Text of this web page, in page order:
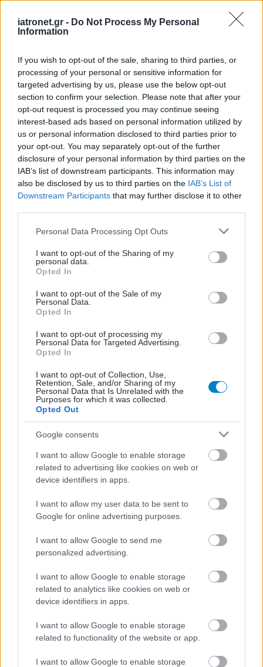
iatronet.gr - Do Not Process My Personal
Information
If you wish to opt-out of the sale, sharing to third parties, or
processing of your personal or sensitive information for
targeted advertising by us, please use the below opt-out
section to confirm your selection. Please note that after your
opt-out request is processed you may continue seeing
interest-based ads based on personal information utilized by
us or personal information disclosed to third parties prior to
your opt-out. You may separately opt-out of the further
disclosure of your personal information by third parties on the
IAB’s list of downstream participants. This information may
also be disclosed by us to third parties on the IAB’s List of
Downstream Participants that may further disclose it to other
Please note that this website/app uses one or more Google
not limited to your visit or usage behaviour. You may click to
grant or deny consent to Google and its third-party tags to
use your data for below specified purposes in below Google
consent section.
Personal Data Processing Opt Outs
I want to opt-out of the Sharing of my
personal data.
Opted In
I want to opt-out of the Sale of my
Personal Data.
Opted In
I want to opt-out of processing my
Personal Data for Targeted Advertising.
Opted In
I want to opt-out of Collection, Use,
Retention, Sale, and/or Sharing of my
Personal Data that Is Unrelated with the
Purposes for which it was collected.
Opted Out
Google consents
I want to allow Google to enable storage
related to advertising like cookies on web or
device identifiers in apps.
I want to allow my user data to be sent to
Google for online advertising purposes.
I want to allow Google to send me
personalized advertising.
I want to allow Google to enable storage
related to analytics like cookies on web or
device identifiers in apps.
I want to allow Google to enable storage
related to functionality of the website or app.
I want to allow Google to enable storage
καλοκαίρι: Πρόληψη και
θεραπεία
Βελτιωμένο εργαλείο
του ECDC για την
παρακολούθηση του
κινδύνου λοιμώξεων
στα παράκτια ύδατα- Ο
κίνδυνος από το
βακτήριο Vibrio
ΔΕΙΤΕ ΕΠΙΣΗΣ